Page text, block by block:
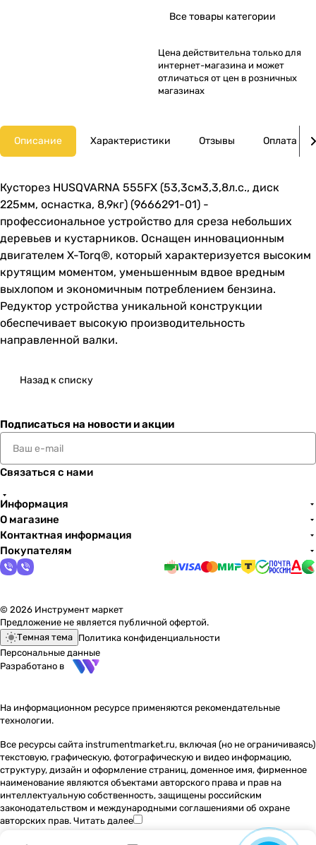
Все товары категории
Цена действительна только для
интернет-магазина и может
отличаться от цен в розничных
магазинах
Описание Характеристики Отзывы Оплата
Кусторез HUSQVARNA 555FX (53,3см3,3,8л.с., диск
225мм, оснастка, 8,9кг) (9666291-01) -
профессиональное устройство для среза небольших
деревьев и кустарников. Оснащен инновационным
двигателем X-Torq®, который характеризуется высоким
крутящим моментом, уменьшенным вдвое вредным
выхлопом и экономичным потреблением бензина.
Редуктор устройства уникальной конструкции
обеспечивает высокую производительность
направленной валки.
Назад к списку
Подписаться на новости и акции
Связаться с нами
Информация
О магазине
Контактная информация
Покупателям
© 2026 Инструмент маркет
Предложение не является публичной офертой.
Темная тема Политика конфиденциальности
Персональные данные
Разработано в
На информационном ресурсе применяются рекомендательные
технологии.
Все ресурсы сайта instrumentmarket.ru, включая (но не ограничиваясь)
текстовую, графическую, фотографическую и видео информацию,
структуру, дизайн и оформление страниц, доменное имя, фирменное
наименование являются объектами авторского права и прав на
интеллектуальную собственность, защищены российским
законодательством и международными соглашениями об охране
авторских прав. Читать далее